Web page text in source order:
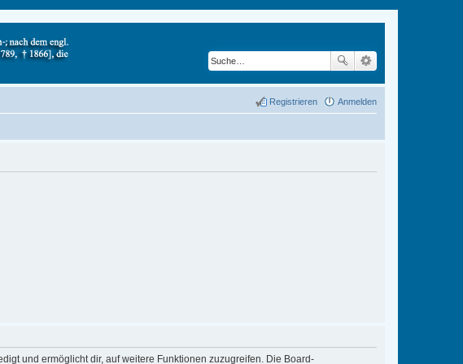
Anmelden
Registrieren
und ermöglicht dir, auf weitere Funktionen zuzugreifen. Die Board-